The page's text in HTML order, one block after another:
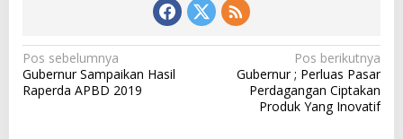
N
a
Pos sebelumnya
Gubernur Sampaikan Hasil
Raperda APBD 2019
Pos berikutnya
Gubernur ; Perluas Pasar
Perdagangan Ciptakan
Produk Yang Inovatif